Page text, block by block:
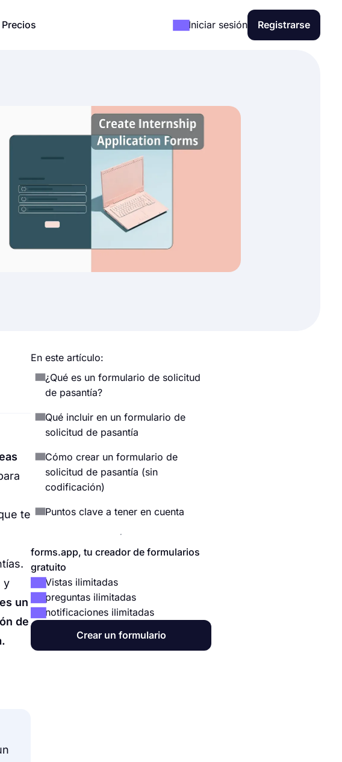
Precios Iniciar sesión Registrarse
te
y
un
de
En este artículo:
¿Qué es un formulario de solicitud
de pasantía?
Qué incluir en un formulario de
solicitud de pasantía
Cómo crear un formulario de
solicitud de pasantía (sin
codificación)
Puntos clave a tener en cuenta
forms.app, tu creador de formularios
gratuito
Vistas ilimitadas
preguntas ilimitadas
notificaciones ilimitadas
Crear un formulario